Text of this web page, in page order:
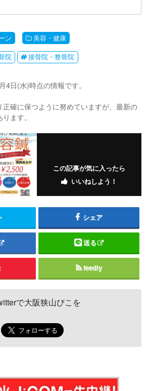
ン 美容・健康
院 接骨院・整骨院
4日(水)時点の情報です。
確に保つように努めていますが、最新の
ます。
この記事が気に入ったら
いいねしよう！
シェア
送る
feedly
で大阪狭山びこを